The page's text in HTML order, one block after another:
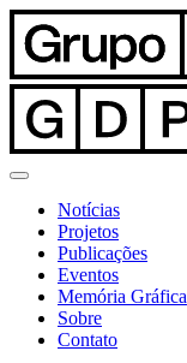
Notícias
Projetos
Publicações
Eventos
Memória Gráfica
Sobre
Contato